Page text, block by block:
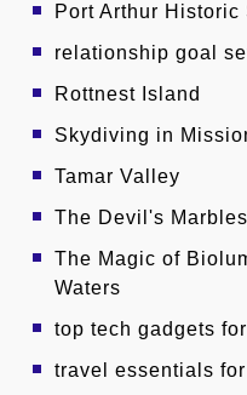
Port Arthur Historic
relationship goal
Rottnest Island
Skydiving in
Tamar Valley
The Devil's Marbles
The Magic of
Waters
top tech gadgets
travel essentials for